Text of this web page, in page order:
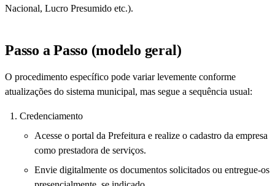
Nacional, Lucro Presumido etc.).
Passo a Passo (modelo geral)
O procedimento específico pode variar levemente conforme
atualizações do sistema municipal, mas segue a sequência usual:
Credenciamento
Acesse o portal da Prefeitura e realize o cadastro da empresa
como prestadora de serviços.
Envie digitalmente os documentos solicitados ou entregue-os